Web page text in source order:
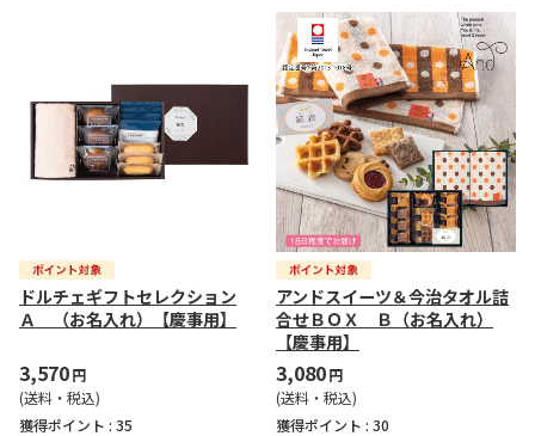
ドルチェギフトセレクション
Ａ （お名入れ）【慶事用】
3,570円
(送料・税込)
獲得ポイント : 35
アンドスイーツ＆今治タオル詰
合せＢＯＸ Ｂ（お名入れ）
【慶事用】
3,080円
(送料・税込)
獲得ポイント : 30